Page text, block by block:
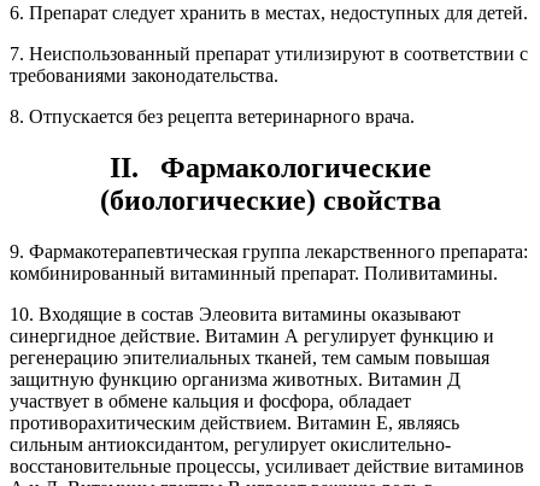
6. Препарат следует хранить в местах, недоступных для детей.
7. Неиспользованный препарат утилизируют в соответствии с
требованиями законодательства.
8. Отпускается без рецепта ветеринарного врача.
II. Фармакологические
(биологические) свойства
9. Фармакотерапевтическая группа лекарственного препарата:
комбинированный витаминный препарат. Поливитамины.
10. Входящие в состав Элеовита витамины оказывают
синергидное действие. Витамин А регулирует функцию и
регенерацию эпителиальных тканей, тем самым повышая
защитную функцию организма животных. Витамин Д
участвует в обмене кальция и фосфора, обладает
противорахитическим действием. Витамин Е, являясь
сильным антиоксидантом, регулирует окислительно-
восстановительные процессы, усиливает действие витаминов